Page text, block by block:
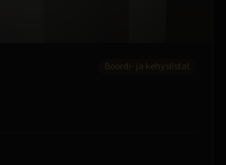
Boordi- ja kehyslistat